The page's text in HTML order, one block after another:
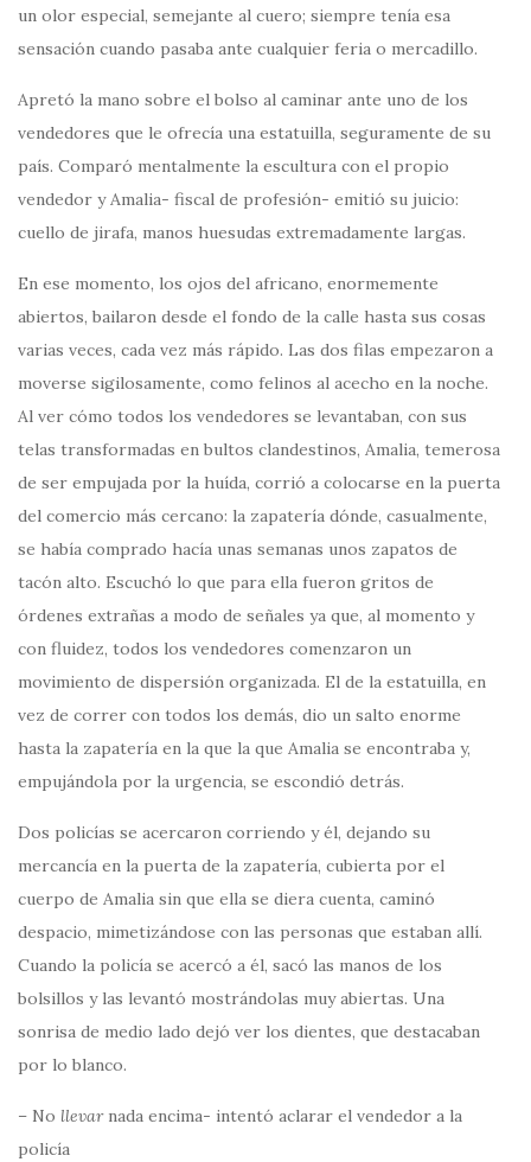
un olor especial, semejante al cuero; siempre tenía esa
sensación cuando pasaba ante cualquier feria o mercadillo.
Apretó la mano sobre el bolso al caminar ante uno de los
vendedores que le ofrecía una estatuilla, seguramente de su
país. Comparó mentalmente la escultura con el propio
vendedor y Amalia- fiscal de profesión- emitió su juicio:
cuello de jirafa, manos huesudas extremadamente largas.
En ese momento, los ojos del africano, enormemente
abiertos, bailaron desde el fondo de la calle hasta sus cosas
varias veces, cada vez más rápido. Las dos filas empezaron a
moverse sigilosamente, como felinos al acecho en la noche.
Al ver cómo todos los vendedores se levantaban, con sus
telas transformadas en bultos clandestinos, Amalia, temerosa
de ser empujada por la huída, corrió a colocarse en la puerta
del comercio más cercano: la zapatería dónde, casualmente,
se había comprado hacía unas semanas unos zapatos de
tacón alto. Escuchó lo que para ella fueron gritos de
órdenes extrañas a modo de señales ya que, al momento y
con fluidez, todos los vendedores comenzaron un
movimiento de dispersión organizada. El de la estatuilla, en
vez de correr con todos los demás, dio un salto enorme
hasta la zapatería en la que la que Amalia se encontraba y,
empujándola por la urgencia, se escondió detrás.
Dos policías se acercaron corriendo y él, dejando su
mercancía en la puerta de la zapatería, cubierta por el
cuerpo de Amalia sin que ella se diera cuenta, caminó
despacio, mimetizándose con las personas que estaban allí.
Cuando la policía se acercó a él, sacó las manos de los
bolsillos y las levantó mostrándolas muy abiertas. Una
sonrisa de medio lado dejó ver los dientes, que destacaban
por lo blanco.
– No llevarnada encima- intentó aclarar el vendedor a la
policía